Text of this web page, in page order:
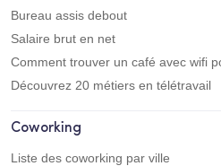
Bureau assis debout
Salaire brut en net
Comment trouver un café avec wifi
Découvrez 20 métiers en télétravail
Coworking
Liste des coworking par ville